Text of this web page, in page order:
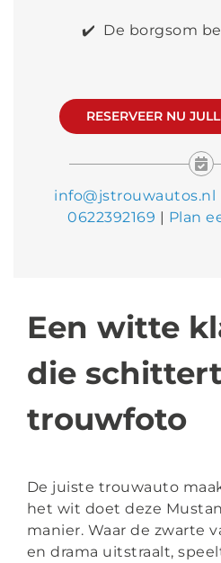
✔️ De borgsom
RESERVEER NU
info@jstrouwautos.nl
0622392169
Plan
Een witte
die
trouwfoto
De juiste trouwauto
het wit doet deze
manier. Waar de zwarte
en drama uitstraalt,